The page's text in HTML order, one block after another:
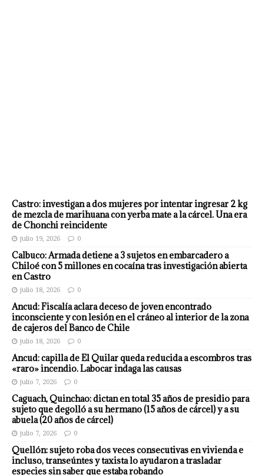
Castro: investigan a dos mujeres por intentar ingresar 2 kg
de mezcla de marihuana con yerba mate a la cárcel. Una era
de Chonchi reincidente
julio 19, 2026 0
Calbuco: Armada detiene a 3 sujetos en embarcadero a
Chiloé con 5 millones en cocaína tras investigación abierta
en Castro
julio 18, 2026 0
Ancud: Fiscalía aclara deceso de joven encontrado
inconsciente y con lesión en el cráneo al interior de la zona
de cajeros del Banco de Chile
julio 18, 2026 0
Ancud: capilla de El Quilar queda reducida a escombros tras
«raro» incendio. Labocar indaga las causas
julio 7, 2026 0
Caguach, Quinchao: dictan en total 35 años de presidio para
sujeto que degolló a su hermano (15 años de cárcel) y a su
abuela (20 años de cárcel)
julio 7, 2026 0
Quellón: sujeto roba dos veces consecutivas en vivienda e
incluso, transeúntes y taxista lo ayudaron a trasladar
especies sin saber que estaba robando